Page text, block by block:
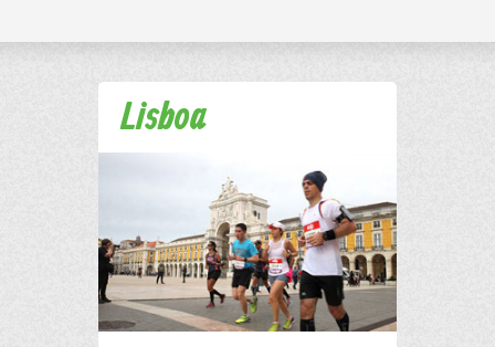
Lisboa